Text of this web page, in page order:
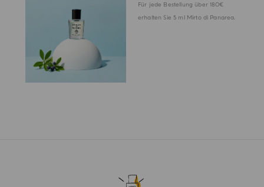
Für jede Bestellung über 180€
erhalten Sie 5 ml Mirto di Panarea.